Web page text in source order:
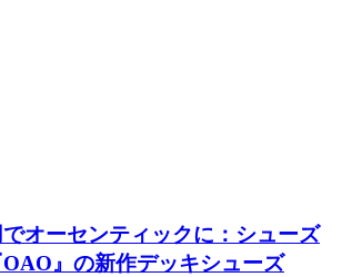
オーセンティックに：シューズ
』の新作デッキシューズ